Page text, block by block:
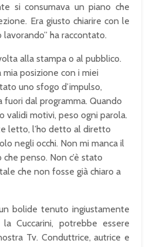
si consumava un piano che
Era giusto chiarire con le
ha raccontato.
alla stampa o al pubblico.
posizione con i miei
uno sfogo d’impulso,
dal programma. Quando
validi motivi, peso ogni parola.
letto, l’ho detto al diretto
negli occhi. Non mi manca il
penso. Non c’è stato
che non fosse già chiaro a
bolide tenuto ingiustamente
Cuccarini, potrebbe essere
Tv. Conduttrice, autrice e